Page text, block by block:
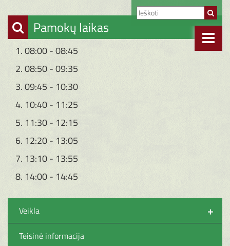
Pamokų laikas
1. 08:00 - 08:45
2. 08:50 - 09:35
3. 09:45 - 10:30
4. 10:40 - 11:25
5. 11:30 - 12:15
6. 12:20 - 13:05
7. 13:10 - 13:55
8. 14:00 - 14:45
+
Veikla
Teisinė informacija